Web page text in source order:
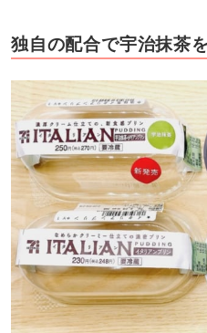
独自の配合で宇治抹茶